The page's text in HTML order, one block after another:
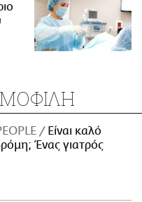
Είναι καλό
Ένας γιατρός